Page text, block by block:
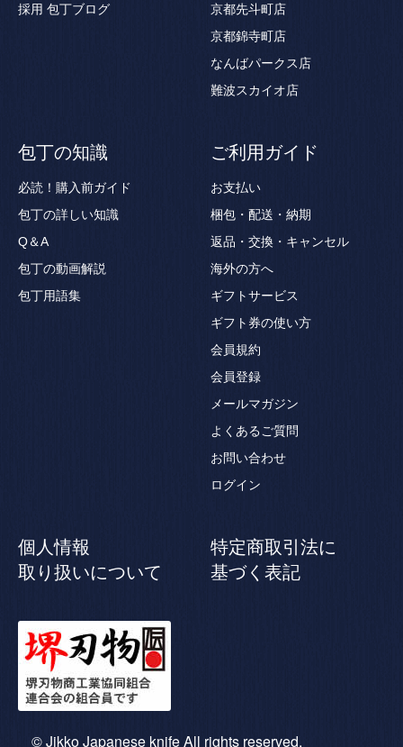
採用 包丁ブログ
京都先斗町店
京都錦寺町店
なんばパークス店
難波スカイオ店
包丁の知識
必読！購入前ガイド
包丁の詳しい知識
Q＆A
包丁の動画解説
包丁用語集
ご利用ガイド
お支払い
梱包・配送・納期
返品・交換・キャンセル
海外の方へ
ギフトサービス
ギフト券の使い方
会員規約
会員登録
メールマガジン
よくあるご質問
お問い合わせ
ログイン
個人情報
取り扱いについて
特定商取引法に
基づく表記
© Jikko Japanese knife All rights reserved.